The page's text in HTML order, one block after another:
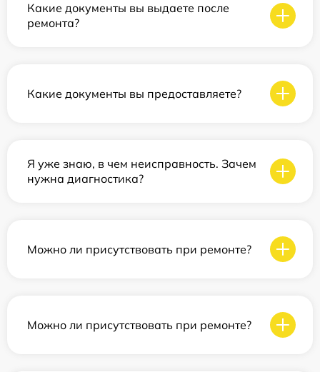
Какие документы вы выдаете после
ремонта?
Какие документы вы предоставляете?
Я уже знаю, в чем неисправность. Зачем
нужна диагностика?
Можно ли присутствовать при ремонте?
Можно ли присутствовать при ремонте?